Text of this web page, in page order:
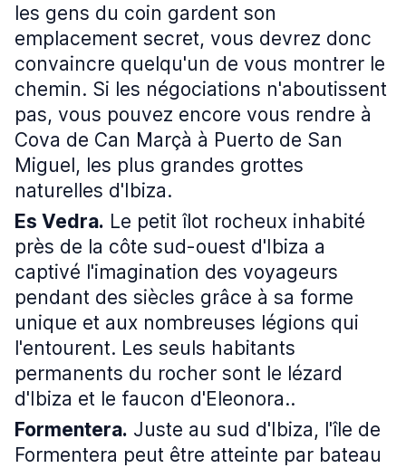
les gens du coin gardent son
emplacement secret, vous devrez donc
convaincre quelqu'un de vous montrer le
chemin. Si les négociations n'aboutissent
pas, vous pouvez encore vous rendre à
Cova de Can Marçà à Puerto de San
Miguel, les plus grandes grottes
naturelles d'Ibiza.
Es Vedra. Le petit îlot rocheux inhabité
près de la côte sud-ouest d'Ibiza a
captivé l'imagination des voyageurs
pendant des siècles grâce à sa forme
unique et aux nombreuses légions qui
l'entourent. Les seuls habitants
permanents du rocher sont le lézard
d'Ibiza et le faucon d'Eleonora..
Formentera. Juste au sud d'Ibiza, l'île de
Formentera peut être atteinte par bateau